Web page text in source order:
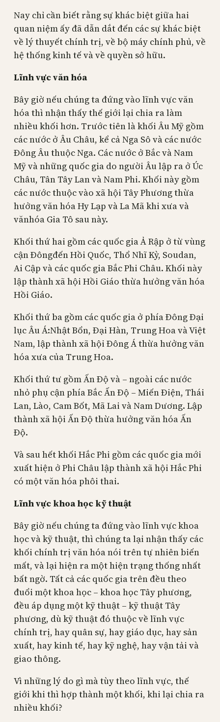
Nay chỉ cần biết rằng sự khác biệt giữa hai
quan niệm ấy đã dẫn dắt đến các sự khác biệt
về lý thuyết chính trị, về bộ máy chính phủ, về
hệ thống kinh tế và về quyền sở hữu.
Lĩnh vực văn hóa
Bây giờ nếu chúng ta đứng vào lĩnh vực văn
hóa thì nhận thấy thế giới lại chia ra làm
nhiều khối hơn. Trước tiên là khối Âu Mỹ gồm
các nước ở Âu Châu, kể cả Nga Sô và các nước
Đông Âu thuộc Nga. Các nước ở Bắc và Nam
Mỹ và những quốc gia do người Âu lập ra ở Úc
Châu, Tân Tây Lan và Nam Phi. Khối này gồm
các nước thuộc vào xã hội Tây Phương thừa
hưởng văn hóa Hy Lạp và La Mã khi xưa và
vănhóa Gia Tô sau này.
Khối thứ hai gồm các quốc gia Ả Rập ở từ vùng
cận Đôngđến Hồi Quốc, Thổ Nhĩ Kỳ, Soudan,
Ai Cập và các quốc gia Bắc Phi Châu. Khối này
lập thành xã hội Hồi Giáo thừa hưởng văn hóa
Hồi Giáo.
Khối thứ ba gồm các quốc gia ở phía Đông Đại
lục Âu Á:Nhật Bổn, Đại Hàn, Trung Hoa và Việt
Nam, lập thành xã hội Đông Á thừa hưởng văn
hóa xưa của Trung Hoa.
Khối thứ tư gồm Ấn Độ và – ngoài các nước
nhỏ phụ cận phía Bắc Ấn Độ ­– Miến Điện, Thái
Lan, Lào, Cam Bốt, Mã Lai và Nam Dương. Lập
thành xã hội Ấn Độ thừa hưởng văn hóa Ấn
Độ.
Và sau hết khối Hắc Phi gồm các quốc gia mới
xuất hiện ở Phi Châu lập thành xã hội Hắc Phi
có một văn hóa phôi thai.
Lĩnh vực khoa học kỹ thuật
Bây giờ nếu chúng ta đứng vào lĩnh vực khoa
học và kỹ thuật, thì chúng ta lại nhận thấy các
khối chính trị văn hóa nói trên tự nhiên biến
mất, và lại hiện ra một hiện trạng thống nhất
bất ngờ. Tất cả các quốc gia trên đều theo
đuổi một khoa học – khoa học Tây phương,
đều áp dụng một kỹ thuật – kỹ thuật Tây
phương, dù kỹ thuật đó thuộc về lĩnh vực
chính trị, hay quân sự, hay giáo dục, hay sản
xuất, hay kinh tế, hay kỹ nghệ, hay vận tải và
giao thông.
Vì những lý do gì mà tùy theo lĩnh vực, thế
giới khi thì hợp thành một khối, khi lại chia ra
nhiều khối?